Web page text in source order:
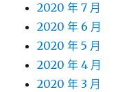
2020 年 7 月
2020 年 6 月
2020 年 5 月
2020 年 4 月
2020 年 3 月